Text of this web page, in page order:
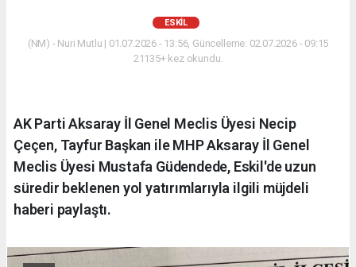
ESKİL
(NM) - Nuri Mutlu | 01.07.2026 - 13:56, Güncelleme: 02.07.2026 - 09:15
21135+ kez okundu.
AK Parti Aksaray İl Genel Meclis Üyesi Necip
Çeçen, Tayfur Başkan ile MHP Aksaray İl Genel
Meclis Üyesi Mustafa Güdendede, Eskil'de uzun
süredir beklenen yol yatırımlarıyla ilgili müjdeli
haberi paylaştı.